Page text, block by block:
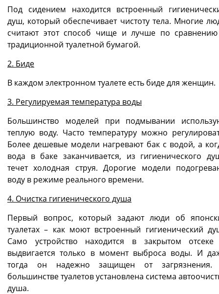
Под сидением находится встроенный
душ, который обеспечивает чистоту тела. Многие
считают этот способ чище и лучше по
традиционной туалетной бумагой.
2. Биде
В каждом электронном туалете есть биде для женщин.
3. Регулируемая температура воды
Большинство моделей при подмывании
теплую воду. Часто температуру можно
Более дешевые модели нагревают бак с водой, а
вода в баке заканчивается, из гигиенического
течет холодная струя. Дорогие модели
воду в режиме реального времени.
4. Очистка гигиенического душа
Первый вопрос, который задают люди об
туалетах – как моют встроенный гигиенический
Само устройство находится в закрытом
выдвигается только в момент выброса воды. И
тогда он надежно защищен от
большинстве туалетов установлена система
душа.